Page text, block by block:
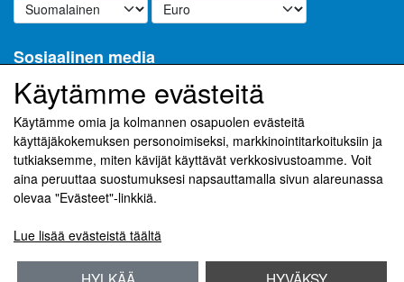
Sosiaalinen media
Vastaanota uutiskirjeemme sähköpostitse
Ilmoittautuminen
(lisätietoja)
Käytämme evästeitä
Käytämme omia ja kolmannen osapuolen evästeitä
käyttäjäkokemuksen personoimiseksi, markkinointitarkoituksiin ja
tutkiaksemme, miten kävijät käyttävät verkkosivustoamme. Voit
aina peruuttaa suostumuksesi napsauttamalla sivun alareunassa
olevaa "Evästeet"-linkkiä.
Lue lisää evästeistä täältä